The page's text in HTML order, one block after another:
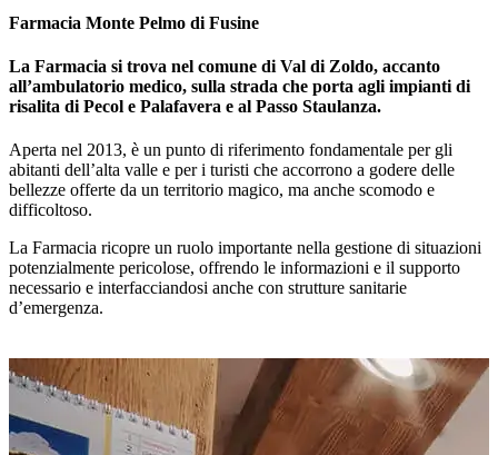
Farmacia Monte Pelmo di Fusine
La Farmacia si trova nel comune di Val di Zoldo, accanto
all’ambulatorio medico, sulla strada che porta agli impianti di
risalita di Pecol e Palafavera e al Passo Staulanza.
Aperta nel 2013, è un punto di riferimento fondamentale per gli
abitanti dell’alta valle e per i turisti che accorrono a godere delle
bellezze offerte da un territorio magico, ma anche scomodo e
difficoltoso.
La Farmacia ricopre un ruolo importante nella gestione di situazioni
potenzialmente pericolose, offrendo le informazioni e il supporto
necessario e interfacciandosi anche con strutture sanitarie
d’emergenza.